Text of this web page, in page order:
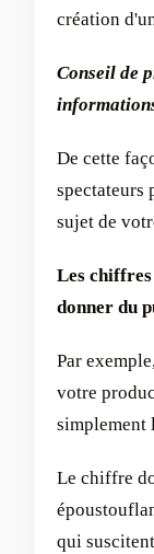
création
Conseil de
De cette
spectateurs
sujet de
Les chiffres
donner du
Par
votre
simplement
Le chiffre
qui